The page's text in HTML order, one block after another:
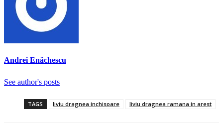
Andrei Enăchescu
See author's posts
TAGS liviu dragnea inchisoare liviu dragnea ramana in arest